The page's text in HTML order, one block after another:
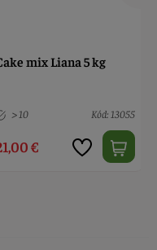
mix Liana 5 kg
> 10 Kód: 13055
€